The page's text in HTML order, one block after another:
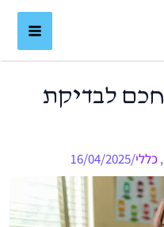
GraderAI – כלי AI חכם לבדיקת
, כללי/
16/04/2025